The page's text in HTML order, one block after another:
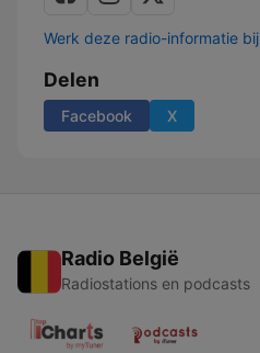
Werk deze radio-informatie bij
Delen
Facebook X
Radio België
Radiostations en podcasts